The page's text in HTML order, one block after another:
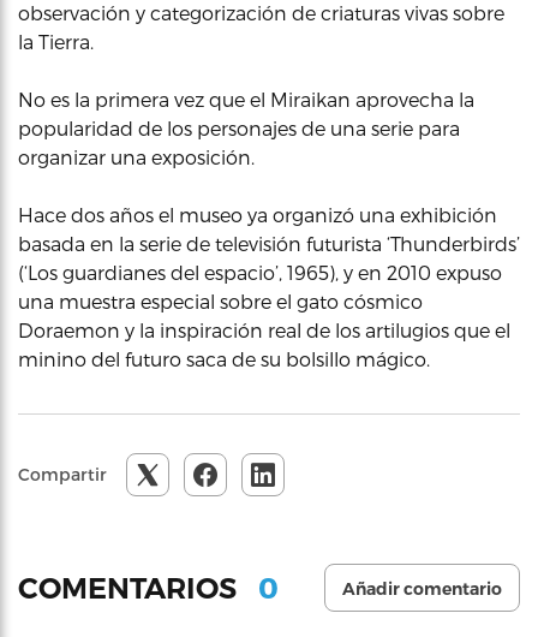
observación y categorización de criaturas vivas sobre
la Tierra.
No es la primera vez que el Miraikan aprovecha la
popularidad de los personajes de una serie para
organizar una exposición.
Hace dos años el museo ya organizó una exhibición
basada en la serie de televisión futurista ‘Thunderbirds’
(‘Los guardianes del espacio’, 1965), y en 2010 expuso
una muestra especial sobre el gato cósmico
Doraemon y la inspiración real de los artilugios que el
minino del futuro saca de su bolsillo mágico.
Compartir
COMENTARIOS 0 Añadir comentario